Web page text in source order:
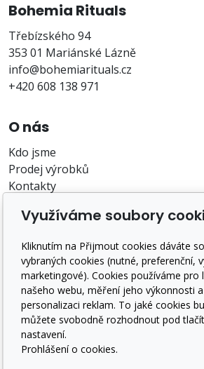
Bohemia Rituals
Třebízského 94
353 01 Mariánské Lázně
info@bohemiarituals.cz
+420 608 138 971
O nás
Kdo jsme
Prodej výrobků
Kontakty
O nákupu
Záruka a reklamace
Doprava a platba
Obchodní podmínky
GDPR
Sledujte nás
Využíváme soubory
Kliknutím na Přijmout cookies dáváte
vybraných cookies (nutné, preferenční,
marketingové). Cookies používáme pro
našeho webu, měření jeho výkonnosti
personalizaci reklam. To jaké cookies
můžete svobodně rozhodnout pod
nastavení.
Prohlášení o cookies.